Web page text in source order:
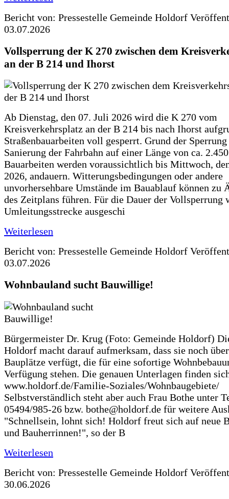
Bericht von: Pressestelle Gemeinde Holdorf
03.07.2026
Vollsperrung der K 270 zwischen dem
an der B 214 und Ihorst
Ab Dienstag, den 07. Juli 2026 wird die K 270 vom
Kreisverkehrsplatz an der B 214 bis nach Ihorst
Straßenbauarbeiten voll gesperrt. Grund der
Sanierung der Fahrbahn auf einer Länge von ca.
Bauarbeiten werden voraussichtlich bis Mittwoch,
2026, andauern. Witterungsbedingungen oder andere
unvorhersehbare Umstände im Bauablauf können zu
des Zeitplans führen. Für die Dauer der Vollsperrung
Umleitungsstrecke ausgeschi
Weiterlesen
Bericht von: Pressestelle Gemeinde Holdorf
03.07.2026
Wohnbauland sucht Bauwillige!
Bürgermeister Dr. Krug (Foto: Gemeinde Holdorf)
Holdorf macht darauf aufmerksam, dass sie noch
Bauplätze verfügt, die für eine sofortige
Verfügung stehen. Die genauen Unterlagen finden
www.holdorf.de/Familie-Soziales/Wohnbaugebiete/
Selbstverständlich steht aber auch Frau Bothe unter
05494/985-26 bzw. bothe@holdorf.de für weitere
"Schnellsein, lohnt sich! Holdorf freut sich auf neue
und Bauherrinnen!", so der B
Weiterlesen
Bericht von: Pressestelle Gemeinde Holdorf
30.06.2026